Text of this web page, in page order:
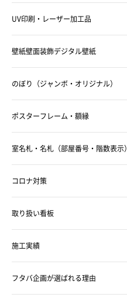
UV印刷・レーザー加工品
壁紙壁面装飾デジタル壁紙
のぼり（ジャンボ・オリジナル）
ポスターフレーム・額縁
室名札・名札（部屋番号・階数表示）
コロナ対策
取り扱い看板
施工実績
フタバ企画が選ばれる理由